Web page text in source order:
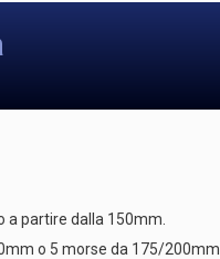
a partire dalla 150mm.
o 5 morse da 175/200mm.